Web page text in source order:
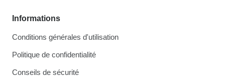
Informations
Conditions générales d'utilisation
Politique de confidentialité
Conseils de sécurité